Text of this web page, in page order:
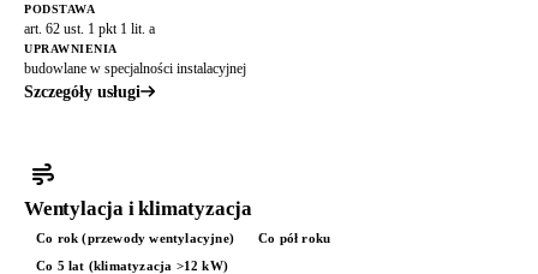
PODSTAWA
art. 62 ust. 1 pkt 1 lit. a
UPRAWNIENIA
budowlane w specjalności instalacyjnej
Szczegóły usługi
Wentylacja i klimatyzacja
Co rok (przewody wentylacyjne)
Co pół roku
Co 5 lat (klimatyzacja >12 kW)